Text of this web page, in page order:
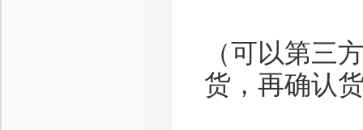
（可以第三
货，再确认